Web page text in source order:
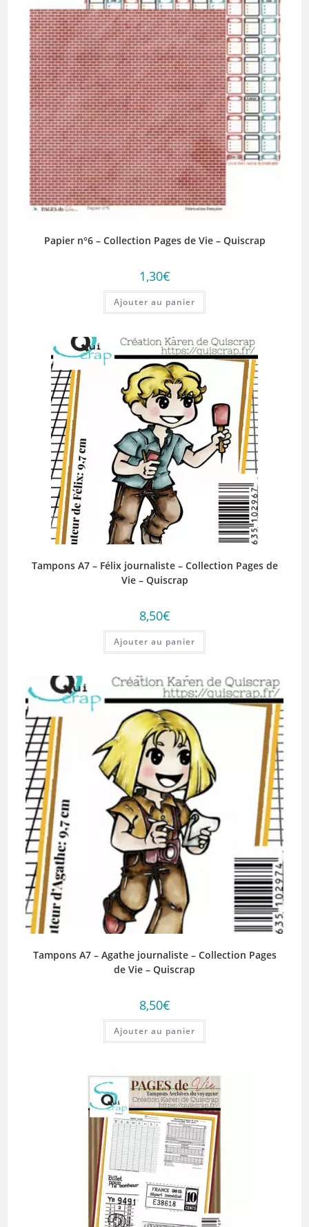
Papier n°6 – Collection Pages de Vie – Quiscrap
1,30€
Ajouter au panier
Tampons A7 – Félix journaliste – Collection Pages de
Vie – Quiscrap
8,50€
Ajouter au panier
Tampons A7 – Agathe journaliste – Collection Pages
de Vie – Quiscrap
8,50€
Ajouter au panier